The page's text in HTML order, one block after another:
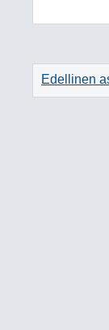
Edellinen